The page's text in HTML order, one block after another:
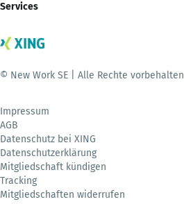
Services
© New Work SE | Alle Rechte vorbehalten
Impressum
AGB
Datenschutz bei XING
Datenschutzerklärung
Mitgliedschaft kündigen
Tracking
Mitgliedschaften widerrufen